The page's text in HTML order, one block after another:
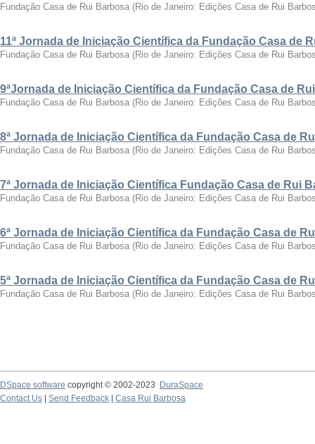
Fundação Casa de Rui Barbosa (Rio de Janeiro: Edições Casa de Rui
11ª Jornada de Iniciação Científica da Fundação Casa de
Fundação Casa de Rui Barbosa (Rio de Janeiro: Edições Casa de Rui
9ªJornada de Iniciação Científica da Fundação Casa de
Fundação Casa de Rui Barbosa (Rio de Janeiro: Edições Casa de Rui
8ª Jornada de Iniciação Científica da Fundação Casa de
Fundação Casa de Rui Barbosa (Rio de Janeiro: Edições Casa de Rui
7ª Jornada de Iniciação Científica Fundação Casa de Rui
Fundação Casa de Rui Barbosa (Rio de Janeiro: Edições Casa de Rui
6ª Jornada de Iniciação Científica da Fundação Casa de
Fundação Casa de Rui Barbosa (Rio de Janeiro: Edições Casa de Rui
5ª Jornada de Iniciação Científica da Fundação Casa de
Fundação Casa de Rui Barbosa (Rio de Janeiro: Edições Casa de Rui
DSpace software copyright © 2002-2023
DuraSpace
Contact Us
Send Feedback Casa Rui Barbosa